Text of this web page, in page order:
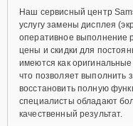
Наш сервисный центр
услугу замены дисплея
оперативное выполнение
цены и скидки для
имеются как
что позволяет выполнить
восстановить полную
специалисты обладают
качественный результат.